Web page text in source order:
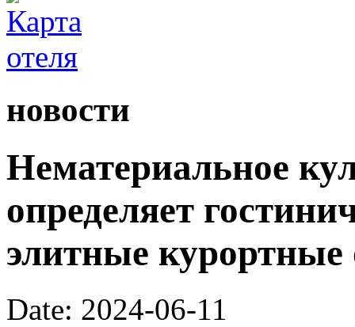
новости
Нематериальное
определяет
элитные
Date: 2024-06-11